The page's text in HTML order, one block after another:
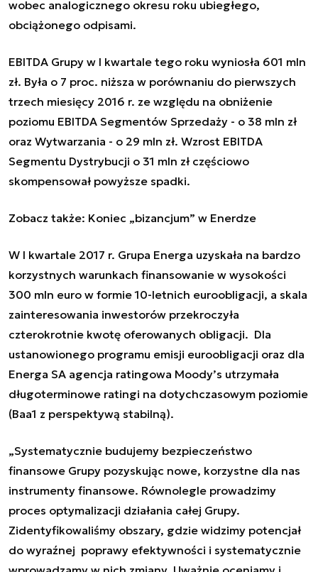
wobec analogicznego okresu roku ubiegłego,
obciążonego odpisami.
EBITDA Grupy w I kwartale tego roku wyniosła 601 mln
zł. Była o 7 proc. niższa w porównaniu do pierwszych
trzech miesięcy 2016 r. ze względu na obniżenie
poziomu EBITDA Segmentów Sprzedaży - o 38 mln zł
oraz Wytwarzania - o 29 mln zł. Wzrost EBITDA
Segmentu Dystrybucji o 31 mln zł częściowo
skompensował powyższe spadki.
Zobacz także: Koniec „bizancjum” w Enerdze
W I kwartale 2017 r. Grupa Energa uzyskała na bardzo
korzystnych warunkach finansowanie w wysokości
300 mln euro w formie 10-letnich euroobligacji, a skala
zainteresowania inwestorów przekroczyła
czterokrotnie kwotę oferowanych obligacji. Dla
ustanowionego programu emisji euroobligacji oraz dla
Energa SA agencja ratingowa Moody’s utrzymała
długoterminowe ratingi na dotychczasowym poziomie
(Baa1 z perspektywą stabilną).
„Systematycznie budujemy bezpieczeństwo
finansowe Grupy pozyskując nowe, korzystne dla nas
instrumenty finansowe. Równolegle prowadzimy
proces optymalizacji działania całej Grupy.
Zidentyfikowaliśmy obszary, gdzie widzimy potencjał
do wyraźnej poprawy efektywności i systematycznie